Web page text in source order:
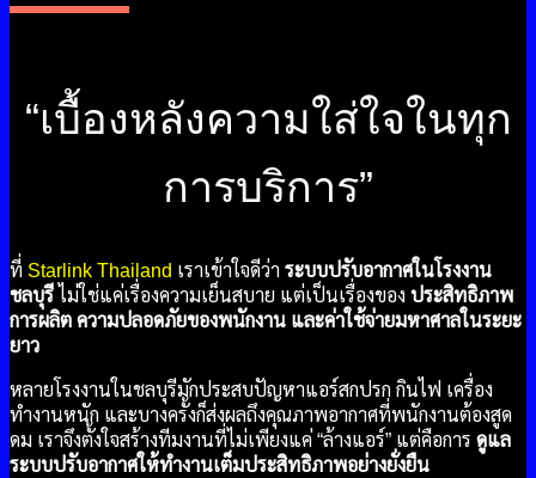
“เบื้องหลังความใส่ใจในทุก
การบริการ”
ที่ Starlink Thailand เราเข้าใจดีว่า ระบบปรับอากาศในโรงงาน
ชลบุรี ไม่ใช่แค่เรื่องความเย็นสบาย แต่เป็นเรื่องของ ประสิทธิภาพ
การผลิต ความปลอดภัยของพนักงาน และค่าใช้จ่ายมหาศาลในระยะ
ยาว
หลายโรงงานในชลบุรีมักประสบปัญหาแอร์สกปรก กินไฟ เครื่อง
ทำงานหนัก และบางครั้งก็ส่งผลถึงคุณภาพอากาศที่พนักงานต้องสูด
ดม เราจึงตั้งใจสร้างทีมงานที่ไม่เพียงแค่ “ล้างแอร์” แต่คือการ ดูแล
ระบบปรับอากาศให้ทำงานเต็มประสิทธิภาพอย่างยั่งยืน